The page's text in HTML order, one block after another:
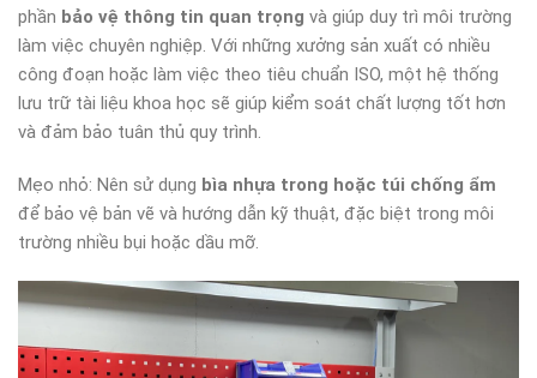
phần bảo vệ thông tin quan trọng và giúp duy trì môi trường
làm việc chuyên nghiệp. Với những xưởng sản xuất có nhiều
công đoạn hoặc làm việc theo tiêu chuẩn ISO, một hệ thống
lưu trữ tài liệu khoa học sẽ giúp kiểm soát chất lượng tốt hơn
và đảm bảo tuân thủ quy trình.
Mẹo nhỏ: Nên sử dụng bìa nhựa trong hoặc túi chống ẩm
để bảo vệ bản vẽ và hướng dẫn kỹ thuật, đặc biệt trong môi
trường nhiều bụi hoặc dầu mỡ.